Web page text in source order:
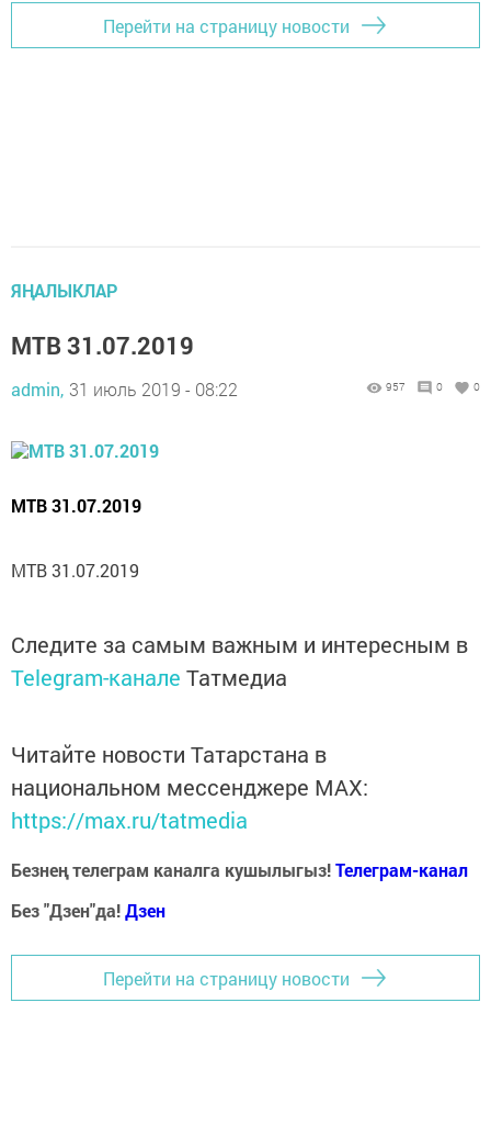
Перейти на страницу новости
ЯҢАЛЫКЛАР
МТВ 31.07.2019
admin, 31 июль 2019 - 08:22 957 0 0
МТВ 31.07.2019
МТВ 31.07.2019
Следите за самым важным и интересным в
Telegram-канале Татмедиа
Читайте новости Татарстана в
национальном мессенджере MАХ:
https://max.ru/tatmedia
Безнең телеграм каналга кушылыгыз!Телеграм-канал
Без "Дзен"да!Дзен
Перейти на страницу новости